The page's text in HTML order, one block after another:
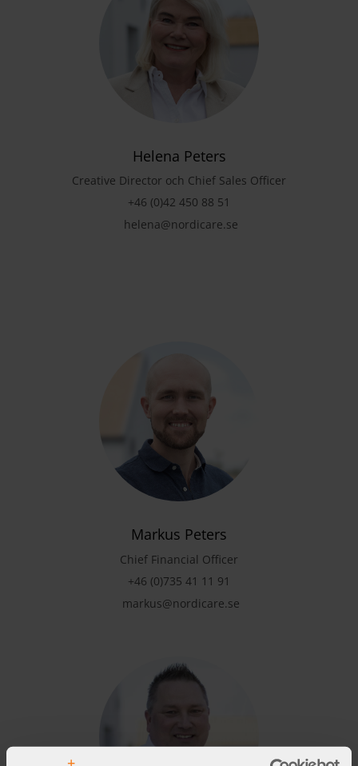
Helena Peters
Creative Director och Chief Sales Officer
+46 (0)42 450 88 51
helena@nordicare.se
Markus Peters
Chief Financial Officer
+46 (0)735 41 11 91
markus@nordicare.se